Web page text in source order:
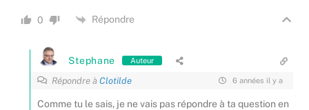
0 Répondre
Stephane Auteur
Répondre àClotilde 6 années il y a
Comme tu le sais, je ne vais pas répondre à ta question en